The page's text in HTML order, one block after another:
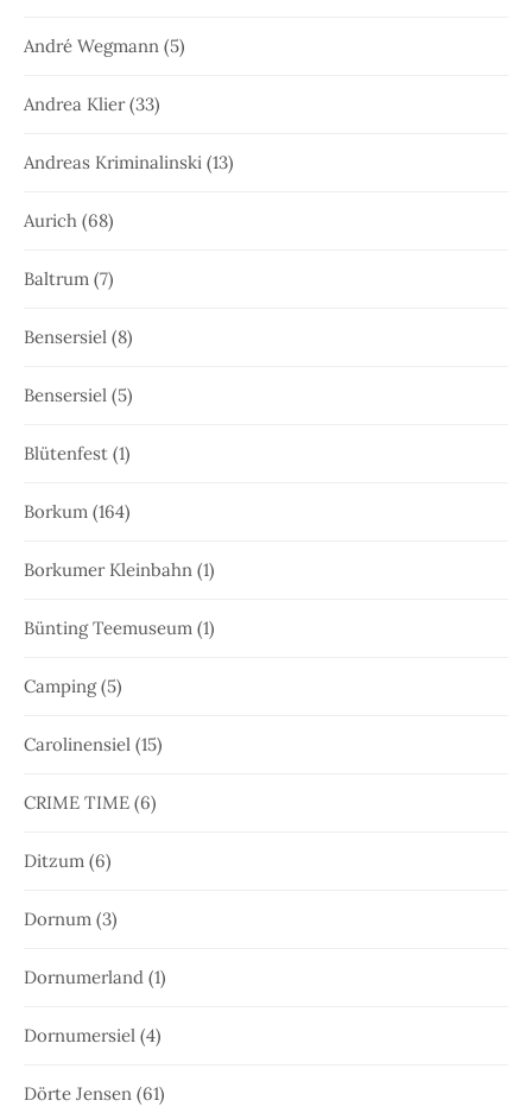
André Wegmann (5)
Andrea Klier(33)
Andreas Kriminalinski (13)
Aurich (68)
Baltrum (7)
Bensersiel (8)
Bensersiel (5)
Blütenfest (1)
Borkum (164)
Borkumer Kleinbahn (1)
Bünting Teemuseum (1)
Camping(5)
Carolinensiel (15)
CRIME TIME (6)
Ditzum (6)
Dornum (3)
Dornumerland (1)
Dornumersiel (4)
Dörte Jensen (61)